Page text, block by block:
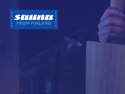
sisältöön
Sauna
from